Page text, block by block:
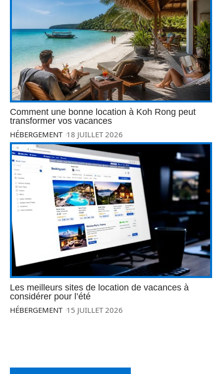
Comment une bonne location à Koh Rong peut
transformer vos vacances
HÉBERGEMENT 18 JUILLET 2026
Les meilleurs sites de location de vacances à
considérer pour l’été
HÉBERGEMENT 15 JUILLET 2026